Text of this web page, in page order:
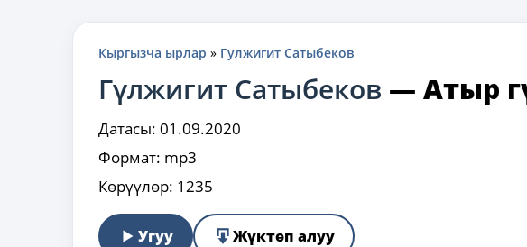
Кыргызча ырлар » Гулжигит Сатыбеков
Гүлжигит Сатыбеков — Атыр
Датасы: 01.09.2020
Формат: mp3
Көрүүлөр: 1235
Угуу Жүктөп алуу